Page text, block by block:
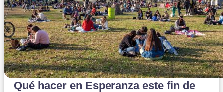
Qué hacer en Esperanza este fin de